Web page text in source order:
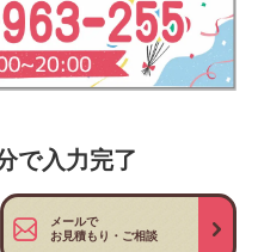
で入力完了
メールで
お見積もり・ご相談